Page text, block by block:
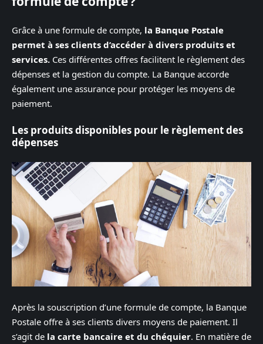
Grâce à une formule de compte, la Banque Postale
permet à ses clients d’accéder à divers produits et
services. Ces différentes offres facilitent le règlement des
dépenses et la gestion du compte. La Banque accorde
également une assurance pour protéger les moyens de
paiement.
Les produits disponibles pour le règlement des
dépenses
Après la souscription d’une formule de compte, la Banque
Postale offre à ses clients divers moyens de paiement. Il
s’agit de la carte bancaire et du chéquier. En matière de